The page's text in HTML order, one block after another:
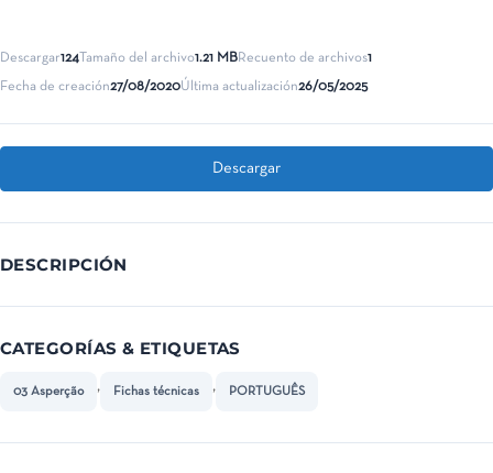
Descargar124 Tamaño del archivo1.21 MBRecuento de archivos1
Fecha de creación27/08/2020Última actualización26/05/2025
Descargar
DESCRIPCIÓN
CATEGORÍAS & ETIQUETAS
03 Asperção , Fichas técnicas , PORTUGUÊS